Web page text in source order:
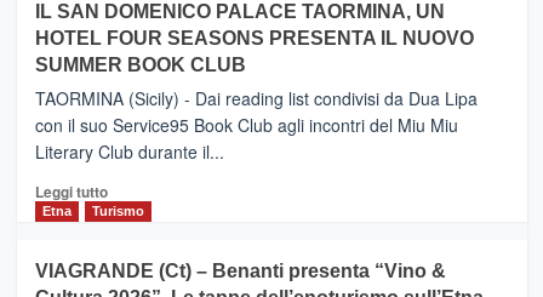
da
Neos
PIEDIMONTE
ETNEO
–
Meta
turistica
privilegiata
secondo
dati
di
Anche
IL SAN DOMENICO PALACE TAORMINA, UN
HOTEL FOUR SEASONS PRESENTA IL NUOVO
SUMMER BOOK CLUB
TAORMINA (Sicily) - Dai reading list condivisi da Dua Lipa
con il suo Service95 Book Club agli incontri del Miu Miu
Literary Club durante il...
Leggi tuttoLeggi
di
IL
Etna Turismo
VIAGRANDE (Ct) – Benanti presenta “Vino &